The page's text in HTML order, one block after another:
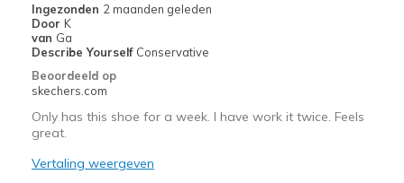
Travel
Width
Sizing
View On Shoes
Shoes are for Wearing
Ingezonden 2 maanden geleden
Door K
van Ga
Describe Yourself Conservative
Beoordeeld op
skechers.com
Only has this shoe for a week. I have work it twice. Feels
great.
Vertaling weergeven